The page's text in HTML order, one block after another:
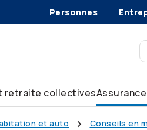
Personnes
retraite collectives
et auto
Conseils en